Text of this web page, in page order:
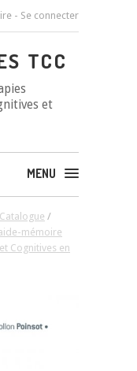
- Se connecter
TCC
et
MENU
Catalogue /
mémoire
Cognitives en